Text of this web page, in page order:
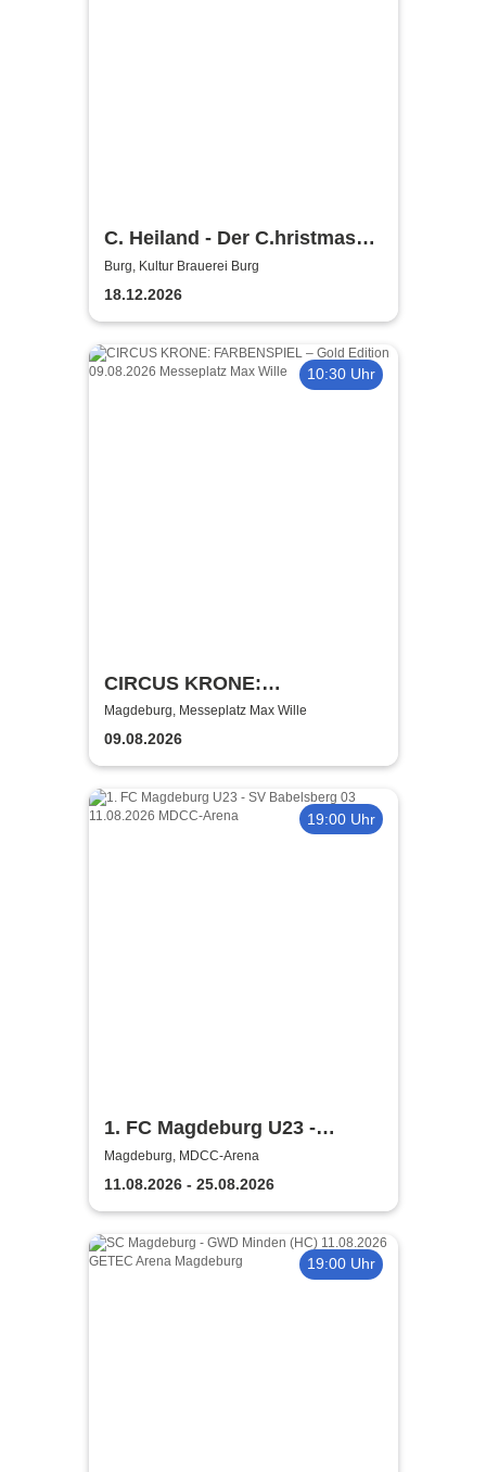
C. Heiland - Der C.hristmas
Planner
Burg, Kultur Brauerei Burg
18.12.2026
10:30 Uhr
CIRCUS KRONE:
FARBENSPIEL – Gold Edition
- Magdeburg
Magdeburg, Messeplatz Max Wille
09.08.2026
19:00 Uhr
1. FC Magdeburg U23 -
Regionalliga Nordost Saison
2026/2027
Magdeburg, MDCC-Arena
11.08.2026 - 25.08.2026
19:00 Uhr